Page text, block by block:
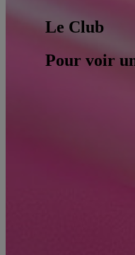
Le Club
Pour voir